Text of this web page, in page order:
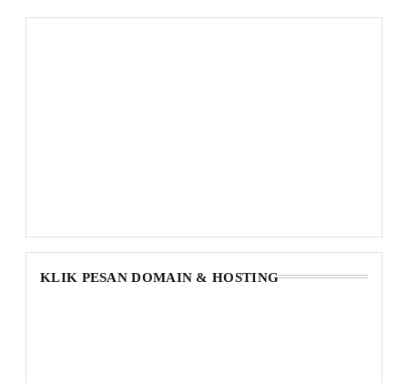
KLIK PESAN DOMAIN & HOSTING